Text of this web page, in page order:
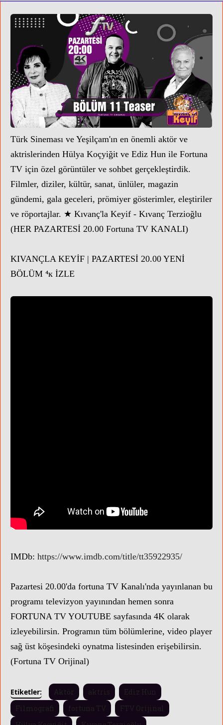
Türk Sineması ve Yeşilçam'ın en önemli aktör ve
aktrislerinden Hülya Koçyiğit ve Ediz Hun ile Fortuna
TV için özel görüntüler ve sohbet gerçekleştirdik.
Filmler, diziler, kültür, sanat, ünlüler, magazin
gündemi, gala geceleri, prömiyer gösterimler, eleştiriler
ve röportajlar. ★ Kıvanç'la Keyif - Kıvanç Terzioğlu
(HER PAZARTESİ 20.00 Fortuna TV KANALI)
KIVANÇLA KEYİF | PAZARTESİ 20.00 YENİ
BÖLÜM ⁴к İZLE
IMDb: https://www.imdb.com/title/tt35922935/
Pazartesi 20.00'da fortuna TV Kanalı'nda yayınlanan bu
programı televizyon yayınından hemen sonra
FORTUNA TV YOUTUBE sayfasında 4K olarak
izleyebilirsin. Programın tüm bölümlerine, video player
sağ üst köşesindeki oynatma listesinden erişebilirsin.
(Fortuna TV Orijinal)
Etiketler: Aktör aktris
Ediz Hun
Filmografi
fortuna TV
FTV Orijinal